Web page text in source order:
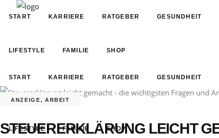
START KARRIERE RATGEBER GESUNDHEIT
LIFESTYLE FAMILIE SHOP
START KARRIERE RATGEBER GESUNDHEIT
LIFESTYLE FAMILIE SHOP
ANZEIGE, ARBEIT
STEUERERKLÄRUNG LEICHT